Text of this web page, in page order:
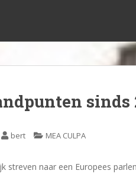
sinds
bert MEA CULPA
streven naar een Europees